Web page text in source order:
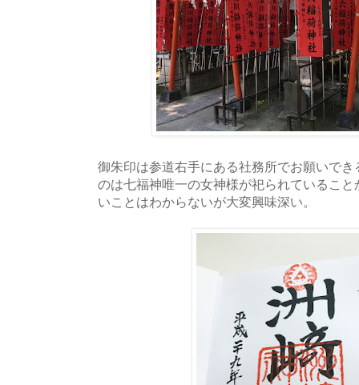
御朱印は参道右手にある社務所でお願いで
のは七福神唯一の女神様が祀られているこ
いことはわからないが大変興味深い。